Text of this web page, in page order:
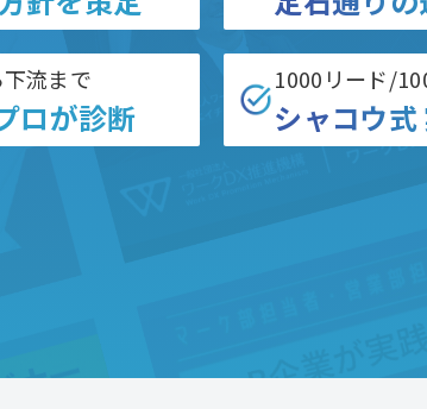
流まで
ロが診断
1000リード/
シャコウ